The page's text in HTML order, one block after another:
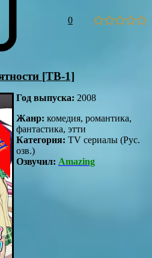
0
[ТВ-1]
Год выпуска: 2008
Жанр: комедия, романтика,
фантастика, этти
Категория: TV сериалы (Рус.
озв.)
Озвучил: Amazing